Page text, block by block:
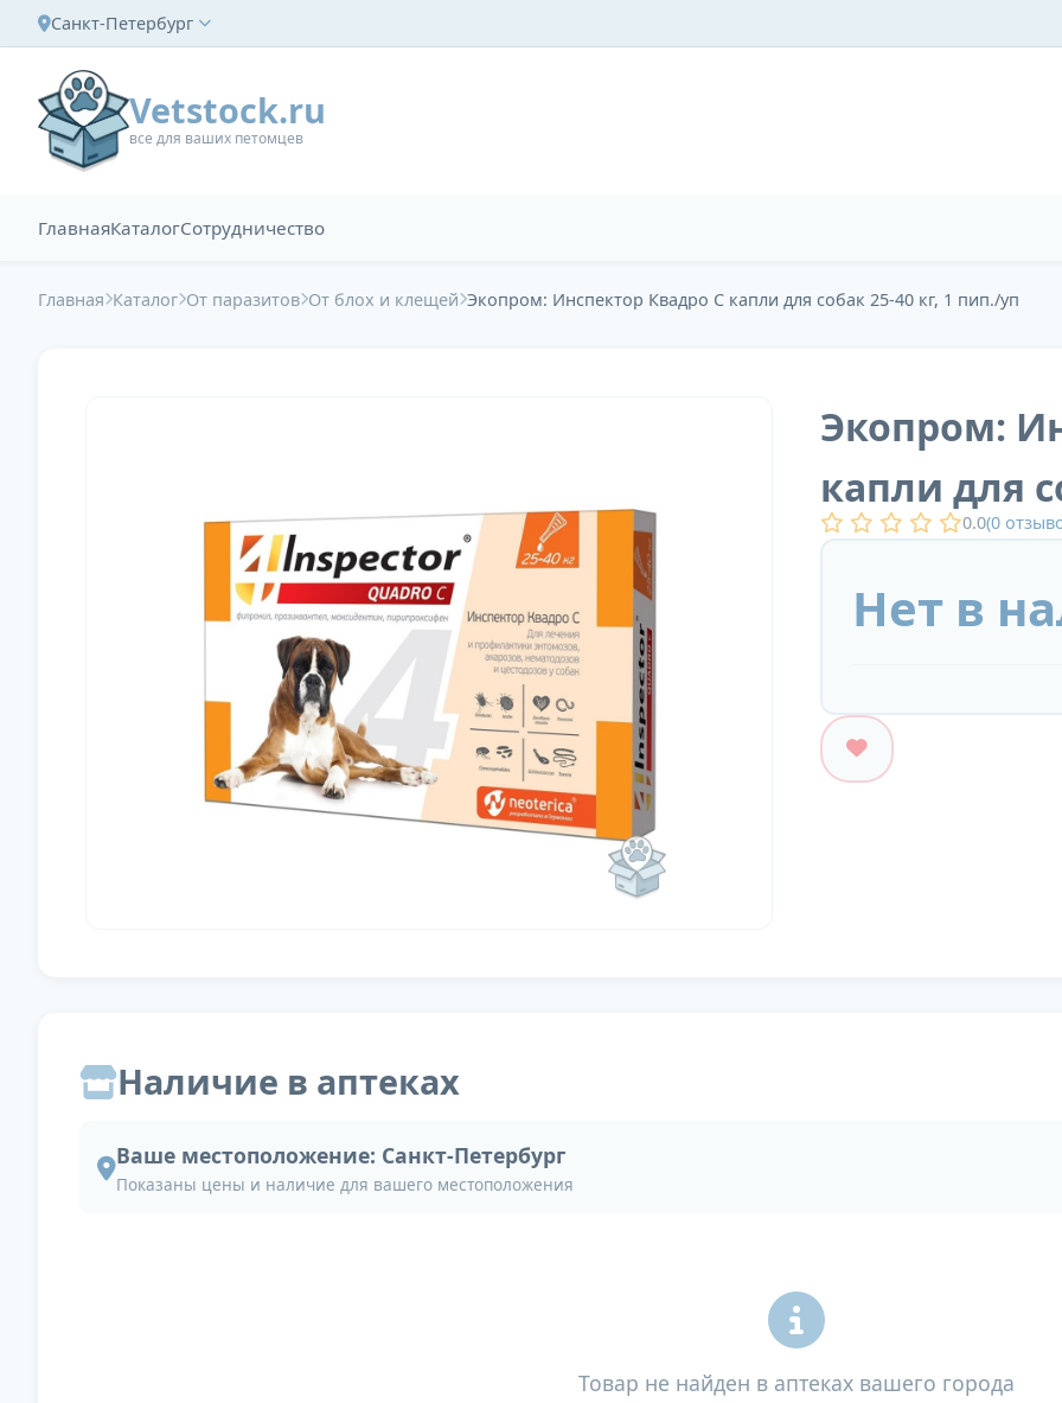
Санкт-Петербург
Vetstock.ru
все для ваших петомцев
ГлавнаяКаталогСотрудничество
Главная Каталог От паразитов От блох и клещей Экопром: Инспектор Квадро С капли для собак 25-40 кг, 1 пип./уп
Экопром:
капли для
0.0(0
Нет в
Наличие в аптеках
Ваше местоположение: Санкт-Петербург
Показаны цены и наличие для вашего местоположения
Товар не найден в аптеках вашего города